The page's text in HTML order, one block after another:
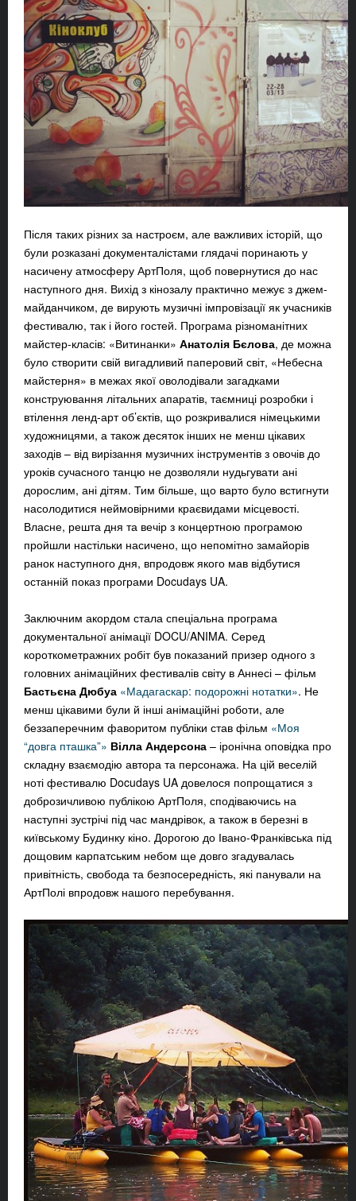
Після таких різних за настроєм, але важливих історій, що
були розказані документалістами глядачі поринають у
насичену атмосферу АртПоля, щоб повернутися до нас
наступного дня. Вихід з кінозалу практично межує з джем-
майданчиком, де вирують музичні імпровізації як учасників
фестивалю, так і його гостей. Програма різноманітних
майстер-класів: «Витинанки» Анатолія Бєлова, де можна
було створити свій вигадливий паперовий світ, «Небесна
майстерня» в межах якої оволодівали загадками
конструювання літальних апаратів, таємниці розробки і
втілення ленд-арт об’єктів, що розкривалися німецькими
художницями, а також десяток інших не менш цікавих
заходів – від вирізання музичних інструментів з овочів до
уроків сучасного танцю не дозволяли нудьгувати ані
дорослим, ані дітям. Тим більше, що варто було встигнути
насолодитися неймовірними краєвидами місцевості.
Власне, решта дня та вечір з концертною програмою
пройшли настільки насичено, що непомітно замайорів
ранок наступного дня, впродовж якого мав відбутися
останній показ програми Docudays UA.
Заключним акордом стала спеціальна програма
документальної анімації DOCU/ANIMA. Серед
короткометражних робіт був показаний призер одного з
головних анімаційних фестивалів світу в Аннесі – фільм
Бастьєна Дюбуа «Мадагаскар: подорожні нотатки». Не
менш цікавими були й інші анімаційні роботи, але
беззаперечним фаворитом публіки став фільм «Моя
“довга пташка”» Вілла Андерсона – іронічна оповідка про
складну взаємодію автора та персонажа. На цій веселій
ноті фестивалю Docudays UA довелося попрощатися з
доброзичливою публікою АртПоля, сподіваючись на
наступні зустрічі під час мандрівок, а також в березні в
київському Будинку кіно. Дорогою до Івано-Франківська під
дощовим карпатським небом ще довго згадувалась
привітність, свобода та безпосередність, які панували на
АртПолі впродовж нашого перебування.